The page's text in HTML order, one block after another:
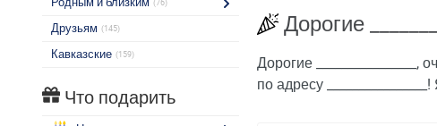
(76)
Друзьям (145)
Кавказские (159)
Что подарить
Дорогие
Дорогие
по адресу